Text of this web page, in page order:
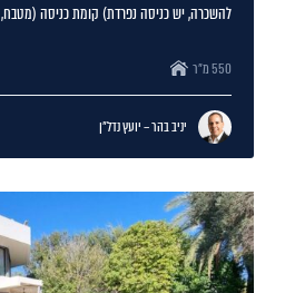
להשכרה, יש כניסה נפרדת) קומת כניסה (מטבח,
550 מ"ר
יניב בהר – יועץ נדל"ן